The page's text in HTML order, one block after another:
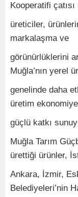
Kooperatifi
üreticiler,
markalaşma ve
görünürlüklerini
Muğla’nın yerel
genelinde daha
üretim
güçlü katkı
Muğla Tarım
ürettiği ürünler,
Ankara, İzmir,
Belediyeleri’nin